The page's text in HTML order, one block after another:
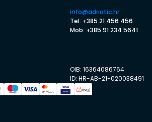
info@adriatic.hr
Tel: +385 21 456 456
Mob: +385 91 234 5641
OIB: 16364086764
ID: HR-AB-21-020038491